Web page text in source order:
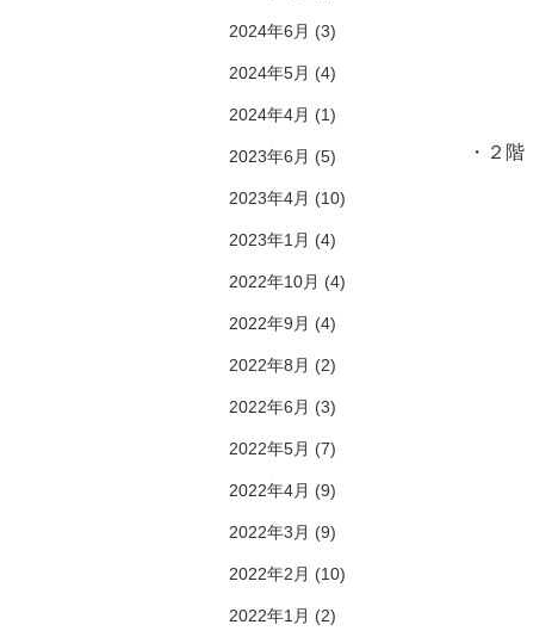
2024年6月 (3)
2024年5月 (4)
2024年4月 (1)
2023年6月 (5)
2023年4月 (10)
2023年1月 (4)
2022年10月 (4)
2022年9月 (4)
2022年8月 (2)
2022年6月 (3)
2022年5月 (7)
2022年4月 (9)
2022年3月 (9)
2022年2月 (10)
2022年1月 (2)
・２階